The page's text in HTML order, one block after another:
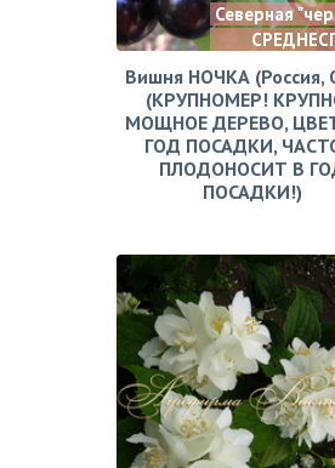
Северная
Вишня НОЧКА (Россия,
(КРУПНОМЕР!
МОЩНОЕ ДЕРЕВО,
ГОД ПОСАДКИ,
ПЛОДОНОСИТ В
ПОСАДКИ!)